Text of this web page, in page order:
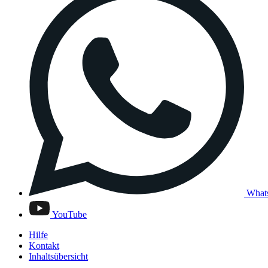
YouTube
Hilfe
Kontakt
Inhaltsübersicht